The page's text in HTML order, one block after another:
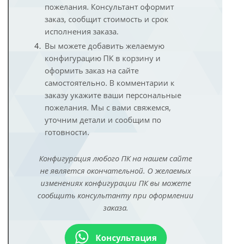
пожелания. Консультант оформит
заказ, сообщит стоимость и срок
исполнения заказа.
Вы можете добавить желаемую
конфигурацию ПК в корзину и
оформить заказ на сайте
самостоятельно. В комментарии к
заказу укажите ваши персональные
пожелания. Мы с вами свяжемся,
уточним детали и сообщим по
готовности.
Конфигурация любого ПК на нашем сайте
не является окончательной. О желаемых
изменениях конфигурации ПК вы можете
сообщить консультанту при оформлении
заказа.
Консультация